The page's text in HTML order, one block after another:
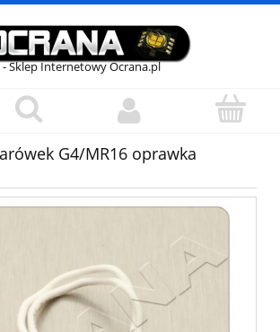
- Sklep Internetowy Ocrana.pl
G4/MR16 oprawka